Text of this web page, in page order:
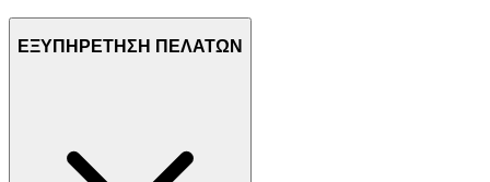
ΕΞΥΠΗΡΕΤΗΣΗ ΠΕΛΑΤΩΝ